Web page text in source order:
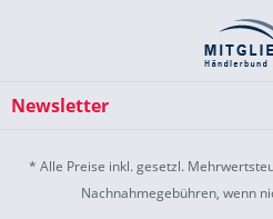
Newsletter
* Alle Preise inkl. gesetzl.
Nachnahmegebühren, wenn